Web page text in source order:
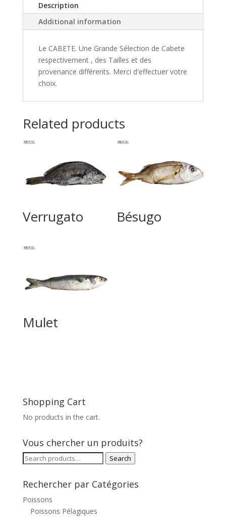
Description
Additional information
Le CABETE. Une Grande Sélection de Cabete
respectivement , des Tailles et des
provenance différents. Merci d'effectuer votre
choix.
Related products
Verrugato Bésugo
Mulet
Shopping Cart
No products in the cart.
Vous chercher un produits?
Search
Search
Rechercher par Catégories
Poissons
Poissons Pélagiques